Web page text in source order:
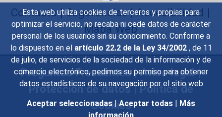
Esta web utiliza cookies de terceros y propias para
optimizar el servicio, no recaba ni cede datos de carácter
personal de los usuarios sin su conocimiento. Conforme a
lo dispuesto en el artículo 22.2 de la Ley 34/2002 , de 11
de julio, de servicios de la sociedad de la información y de
comercio electrónico, pedimos su permiso para obtener
datos estadísticos de su navegación por el sitio web
Aceptar seleccionadas | Aceptar todas | Más
familia acomodada. Su padre,
César Alba García Oyuelos, era
un importante jurista burgalés.
Su vinculación a la política
activa, dentro de las filas del
liberalismo y terminando en
1920 en las filas de Melquíades
Álvarez, comienza como
concejal del Ayuntamiento de
Valladolid al tiempo que fue
Contacto|Sugerencias|Accesibilidad |
Mapa Web
Preguntas Frecuentes|Aviso legal|
Protección de datos|Política de
Cookies